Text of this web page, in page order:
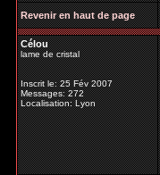
Revenir en haut de page
Célou
lame de cristal
Inscrit le: 25 Fév 2007
Messages: 272
Localisation: Lyon